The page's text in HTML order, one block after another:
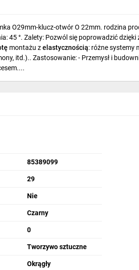
O29mm-klucz-otwór O 22mm. rodzina
45 °. Zalety: Pozwól się poprowadzić dzięki
montażu zelastycznością: różne systemy
itd.).. Zastosowanie: - Przemysł i
85389099
29
Nie
Czarny
0
Tworzywo sztuczne
Okrągły